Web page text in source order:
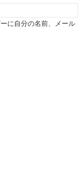
に自分の名前、メール